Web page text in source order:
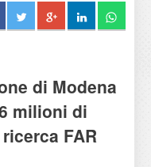
di Modena
milioni di
FAR